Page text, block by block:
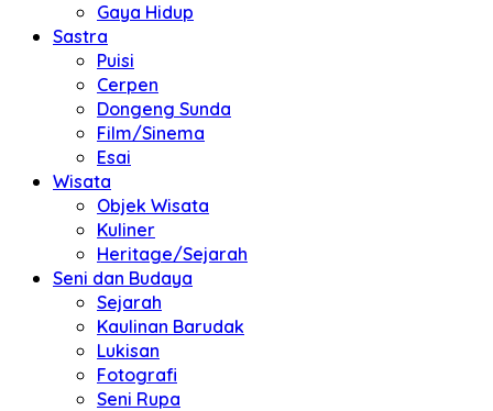
Gaya Hidup
Sastra
Puisi
Cerpen
Dongeng Sunda
Film/Sinema
Esai
Wisata
Objek Wisata
Kuliner
Heritage/Sejarah
Seni dan Budaya
Sejarah
Kaulinan Barudak
Lukisan
Fotografi
Seni Rupa